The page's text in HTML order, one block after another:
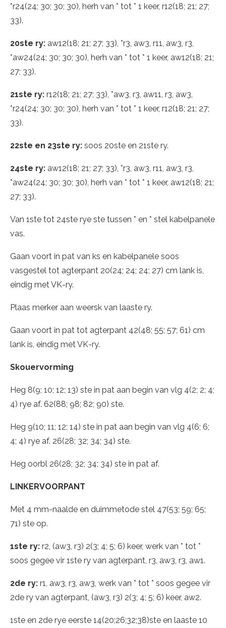
*r24(24; 30; 30; 30), herh van * tot * 1 keer, r12(18; 21; 27;
33).
20ste ry: aw12(18; 21; 27; 33), *r3, aw3, r11, aw3, r3,
*aw24(24; 30; 30; 30), herh van * tot * 1 keer, aw12(18; 21;
27; 33).
21ste ry: r12(18; 21; 27; 33), *aw3, r3, aw11, r3, aw3,
*r24(24; 30; 30; 30), herh van * tot * 1 keer, r12(18; 21; 27;
33).
22ste en 23ste ry: soos 20ste en 21ste ry.
24ste ry: aw12(18; 21; 27; 33), *r3, aw3, r11, aw3, r3,
*aw24(24; 30; 30; 30), herh van * tot * 1 keer, aw12(18; 21;
27; 33).
Van 1ste tot 24ste rye ste tussen * en * stel kabelpanele
vas.
Gaan voort in pat van ks en kabelpanele soos
vasgestel tot agterpant 20(24; 24; 24; 27) cm lank is,
eindig met VK-ry.
Plaas merker aan weersk van laaste ry.
Gaan voort in pat tot agterpant 42(48; 55; 57; 61) cm
lank is, eindig met VK-ry.
Skouervorming
Heg 8(9; 10; 12; 13) ste in pat aan begin van vlg 4(2; 2; 4;
4) rye af. 62(88; 98; 82; 90) ste.
Heg 9(10; 11; 12; 14) ste in pat aan begin van vlg 4(6; 6;
4; 4) rye af. 26(28; 32; 34; 34) ste.
Heg oorbl 26(28; 32; 34; 34) ste in pat af.
LINKERVOORPANT
Met 4 mm-naalde en duimmetode stel 47(53; 59; 65;
71) ste op.
1ste ry: r2, (aw3, r3) 2(3; 4; 5; 6) keer, werk van * tot *
soos gegee vir 1ste ry van agterpant, r3, aw3, r3, aw1.
2de ry: r1, aw3, r3, aw3, werk van * tot * soos gegee vir
2de ry van agterpant, (aw3, r3) 2(3; 4; 5; 6) keer, aw2.
1ste en 2de rye eerste 14(20;26;32;38)ste en laaste 10